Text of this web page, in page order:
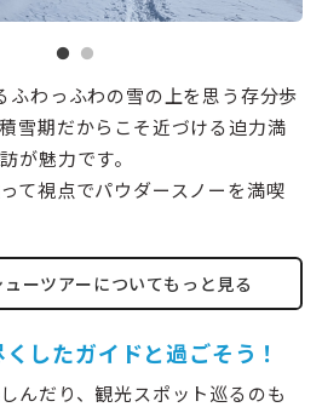
ふわっふわの雪の上を思う存分歩
雪期だからこそ近づける迫力満
が魅力です。
て視点でパウダースノーを満喫
ーツアーについてもっと見る
したガイドと過ごそう！
んだり、観光スポット巡るのも